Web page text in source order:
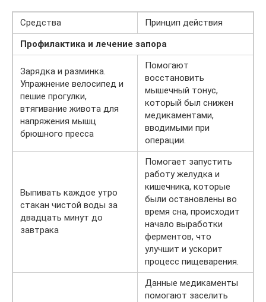
Средства
Принцип действия
Профилактика и лечение запора
Зарядка и разминка.
Упражнение велосипед и
пешие прогулки,
втягивание живота для
напряжения мышц
брюшного пресса
Помогают
восстановить
мышечный тонус,
который был снижен
медикаментами,
вводимыми при
операции.
Выпивать каждое утро
стакан чистой воды за
двадцать минут до
завтрака
Помогает запустить
работу желудка и
кишечника, которые
были остановлены во
время сна, происходит
начало выработки
ферментов, что
улучшит и ускорит
процесс пищеварения.
Данные медикаменты
помогают заселить